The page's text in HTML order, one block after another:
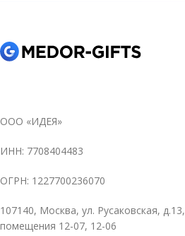
ООО «ИДЕЯ»
ИНН: 7708404483
ОГРН: 1227700236070
107140, Москва, ул. Русаковская, д.13,
помещения 12-07, 12-06